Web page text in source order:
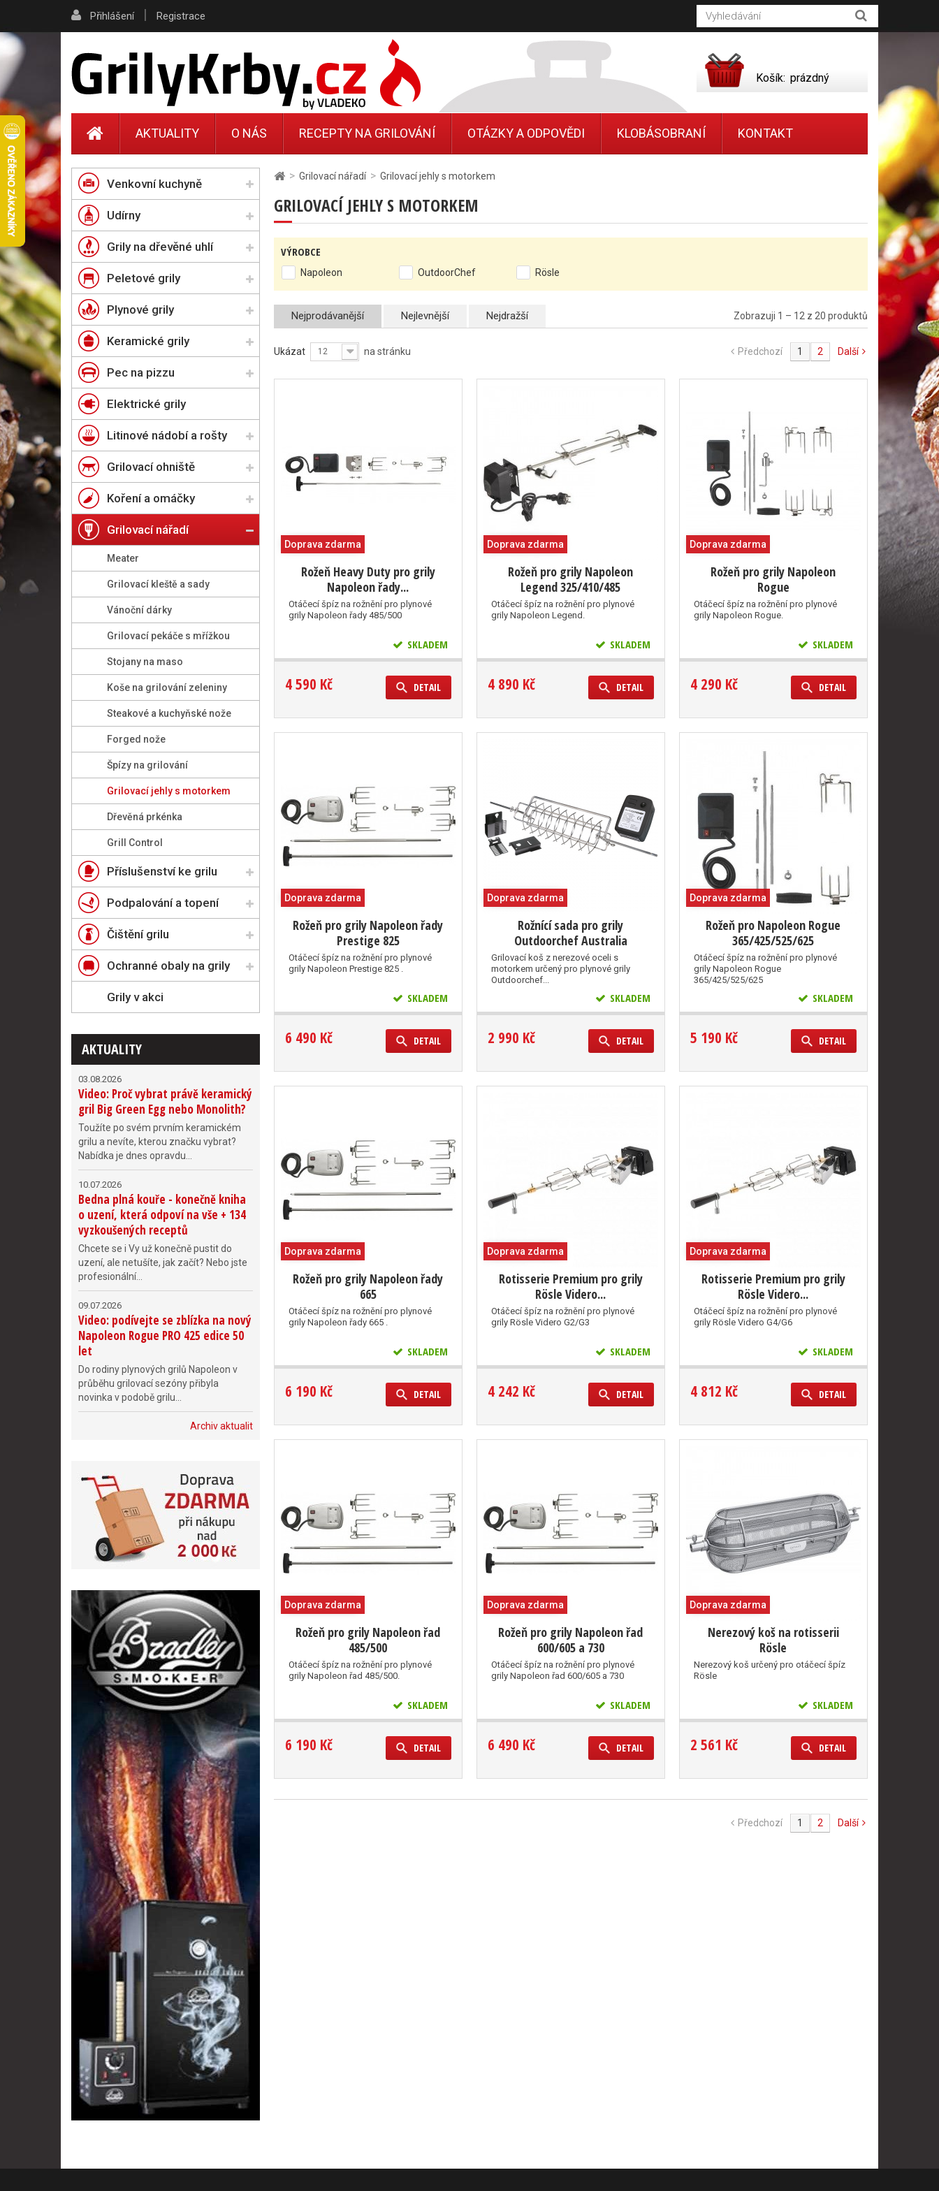
> Grilovací nářadí > Grilovací jehly s motorkem
GRILOVACÍ JEHLY S MOTORKEM
VÝROBCE
Napoleon OutdoorChef Rösle
Nejprodávanější Nejlevnější Nejdražší Zobrazuji 1 – 12 z 20 produktů
Ukázat 12 na stránku Předchozí 1 2 Další
Doprava zdarma
Rožeň Heavy Duty pro grily
Napoleon řady...
Otáčecí špíz na rožnění pro plynové
grily Napoleon řady 485/500
SKLADEM
4 590 Kč DETAIL
Doprava zdarma
Rožeň pro grily Napoleon
Legend 325/410/485
Otáčecí špíz na rožnění pro plynové
grily Napoleon Legend.
SKLADEM
4 890 Kč DETAIL
Doprava zdarma
Rožeň pro grily Napoleon
Rogue
Otáčecí špíz na rožnění pro plynové
grily Napoleon Rogue.
SKLADEM
4 290 Kč DETAIL
Doprava zdarma
Rožeň pro grily Napoleon řady
Prestige 825
Otáčecí špíz na rožnění pro plynové
grily Napoleon Prestige 825 .
SKLADEM
6 490 Kč DETAIL
Doprava zdarma
Rožnící sada pro grily
Outdoorchef Australia
Grilovací koš z nerezové oceli s
motorkem určený pro plynové grily
Outdoorchef...
SKLADEM
2 990 Kč DETAIL
Doprava zdarma
Rožeň pro Napoleon Rogue
365/425/525/625
Otáčecí špíz na rožnění pro plynové
grily Napoleon Rogue
365/425/525/625
SKLADEM
5 190 Kč DETAIL
Doprava zdarma
Rožeň pro grily Napoleon řady
665
Otáčecí špíz na rožnění pro plynové
grily Napoleon řady 665 .
SKLADEM
6 190 Kč DETAIL
Doprava zdarma
Rotisserie Premium pro grily
Rösle Videro...
Otáčecí špíz na rožnění pro plynové
grily Rösle Videro G2/G3
SKLADEM
4 242 Kč DETAIL
Doprava zdarma
Rotisserie Premium pro grily
Rösle Videro...
Otáčecí špíz na rožnění pro plynové
grily Rösle Videro G4/G6
SKLADEM
4 812 Kč DETAIL
Doprava zdarma
Rožeň pro grily Napoleon řad
485/500
Otáčecí špíz na rožnění pro plynové
grily Napoleon řad 485/500.
SKLADEM
6 190 Kč DETAIL
Doprava zdarma
Rožeň pro grily Napoleon řad
600/605 a 730
Otáčecí špíz na rožnění pro plynové
grily Napoleon řad 600/605 a 730
SKLADEM
6 490 Kč DETAIL
Doprava zdarma
Nerezový koš na rotisserii
Rösle
Nerezový koš určený pro otáčecí špíz
Rösle
SKLADEM
2 561 Kč DETAIL
Předchozí 1 2 Další
Venkovní kuchyně
Udírny
Grily na dřevěné uhlí
Peletové grily
Plynové grily
Keramické grily
Pec na pizzu
Elektrické grily
Litinové nádobí a rošty
Grilovací ohniště
Koření a omáčky
Grilovací nářadí
Meater
Grilovací kleště a sady
Vánoční dárky
Grilovací pekáče s mřížkou
Stojany na maso
Koše na grilování zeleniny
Steakové a kuchyňské nože
Forged nože
Špízy na grilování
Grilovací jehly s motorkem
Dřevěná prkénka
Grill Control
Příslušenství ke grilu
Podpalování a topení
Čištění grilu
Ochranné obaly na grily
Grily v akci
AKTUALITY
03.08.2026
Video: Proč vybrat právě keramický
gril Big Green Egg nebo Monolith?
Toužíte po svém prvním keramickém
grilu a nevíte, kterou značku vybrat?
Nabídka je dnes opravdu...
10.07.2026
Bedna plná kouře - konečně kniha
o uzení, která odpoví na vše + 134
vyzkoušených receptů
Chcete se i Vy už konečně pustit do
uzení, ale netušíte, jak začít? Nebo jste
profesionální...
09.07.2026
Video: podívejte se zblízka na nový
Napoleon Rogue PRO 425 edice 50
let
Do rodiny plynových grilů Napoleon v
průběhu grilovací sezóny přibyla
novinka v podobě grilu...
Archiv aktualit
Přihlášení | Registrace
Košík: prázdný
AKTUALITY O NÁS RECEPTY NA GRILOVÁNÍ OTÁZKY A ODPOVĚDI KLOBÁSOBRANÍ KONTAKT